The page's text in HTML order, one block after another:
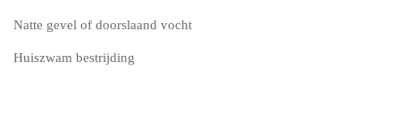
Natte gevel of doorslaand vocht
Huiszwam bestrijding